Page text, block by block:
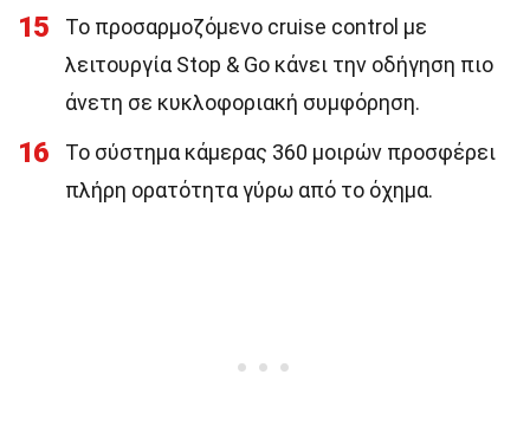
15
Το προσαρμοζόμενο cruise control με
λειτουργία Stop & Go κάνει την οδήγηση πιο
άνετη σε κυκλοφοριακή συμφόρηση.
16
Το σύστημα κάμερας 360 μοιρών προσφέρει
πλήρη ορατότητα γύρω από το όχημα.